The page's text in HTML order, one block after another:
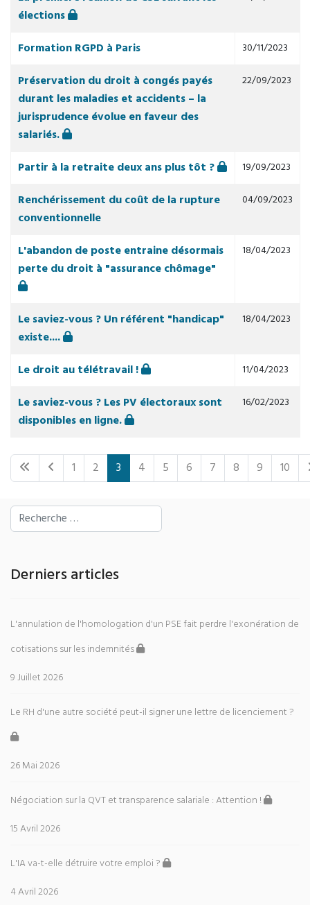
élections
Formation RGPD à Paris 30/11/2023
Préservation du droit à congés payés
durant les maladies et accidents – la
jurisprudence évolue en faveur des
salariés.
22/09/2023
Partir à la retraite deux ans plus tôt ? 19/09/2023
Renchérissement du coût de la rupture
conventionnelle
04/09/2023
L'abandon de poste entraine désormais
perte du droit à "assurance chômage"
18/04/2023
Le saviez-vous ? Un référent "handicap"
existe....
18/04/2023
Le droit au télétravail ! 11/04/2023
Le saviez-vous ? Les PV électoraux sont
disponibles en ligne.
16/02/2023
Page 3 sur 10
1 2 3 4 5 6 7 8 9 10
Rechercher
Derniers articles
L'annulation de l'homologation d'un PSE fait perdre l'exonération de
cotisations sur les indemnités
9 Juillet 2026
Le RH d'une autre société peut-il signer une lettre de licenciement ?
26 Mai 2026
Négociation sur la QVT et transparence salariale : Attention !
15 Avril 2026
L'IA va-t-elle détruire votre emploi ?
4 Avril 2026